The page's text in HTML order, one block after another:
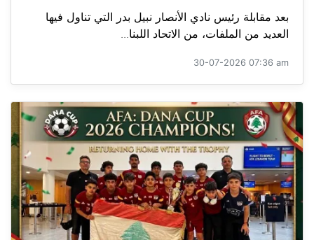
بعد مقابلة رئيس نادي الأنصار نبيل بدر التي تناول فيها
العديد من الملفات، من الاتحاد اللبنا...
30-07-2026 07:36 am